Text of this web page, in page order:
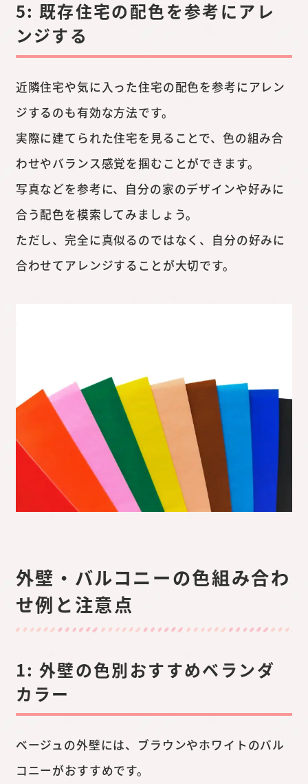
5: 既存住宅の配色を参考にアレ
ンジする
近隣住宅や気に入った住宅の配色を参考にアレン
ジするのも有効な方法です。
実際に建てられた住宅を見ることで、色の組み合
わせやバランス感覚を掴むことができます。
写真などを参考に、自分の家のデザインや好みに
合う配色を模索してみましょう。
ただし、完全に真似るのではなく、自分の好みに
合わせてアレンジすることが大切です。
外壁・バルコニーの色組み合わ
せ例と注意点
1: 外壁の色別おすすめベランダ
カラー
ベージュの外壁には、ブラウンやホワイトのバル
コニーがおすすめです。